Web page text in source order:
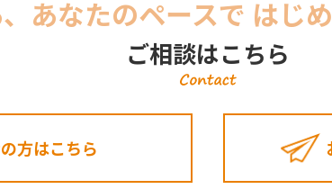
あなたのペースで はじ
ご相談はこちら
方はこちら